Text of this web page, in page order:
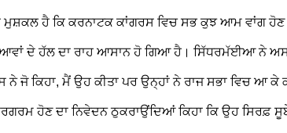
ਮੁਸ਼ਕਲ ਹੈ ਕਿ ਕਰਨਾਟਕ ਕਾਂਗਰਸ ਵਿਚ ਸਭ ਕੁਝ ਆਮ ਵਾਂਗ ਹੋਣ
ਦੇ ਹੱਲ ਦਾ ਰਾਹ ਆਸਾਨ ਹੋ ਗਿਆ ਹੈ। ਸਿੱਧਰਮੱਈਆ ਨੇ
ਨੇ ਜੋ ਕਿਹਾ, ਮੈਂ ਉਹ ਕੀਤਾ ਪਰ ਉਨ੍ਹਾਂ ਨੇ ਰਾਜ ਸਭਾ ਵਿਚ ਆ ਕੇ
ਹੋਣ ਦਾ ਨਿਵੇਦਨ ਠੁਕਰਾਉਂਦਿਆਂ ਕਿਹਾ ਕਿ ਉਹ ਸਿਰਫ਼